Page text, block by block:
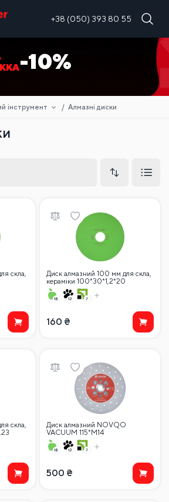
+38 (050) 393 80 55
UA
-10%
інструмент Алмазні диски
скла,
Диск алмазний 100 мм для скла,
кераміки 100*30*1,2*20
160 ₴
скла,
Диск алмазний NOVQO
VACUUM 115*M14
500 ₴